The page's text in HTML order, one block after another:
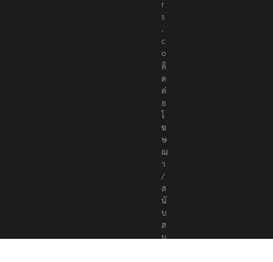
r
s
.
c
o
ติ
ด
ต่
อ
โ
ฆ
ษ
ณ
า
/
ส
นั
บ
ส
นุ